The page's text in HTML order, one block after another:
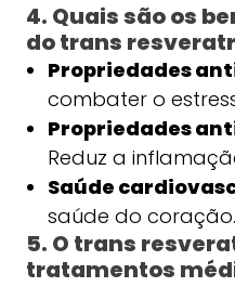
4. Quais são os
do trans
Propriedades
combater o
Propriedades
Reduz a
Saúde
saúde do coração.
5. O trans
tratamentos